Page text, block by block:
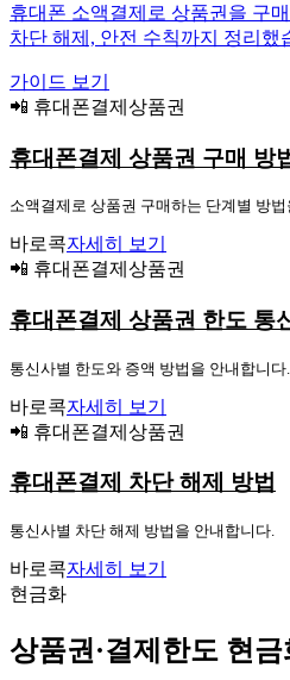
휴대폰 소액결제로 상품권을 구
차단 해제, 안전 수칙까지 정리했
가이드 보기
📲 휴대폰결제상품권
휴대폰결제 상품권 구매 방
소액결제로 상품권 구매하는 단계별 방
바로콕자세히 보기
📲 휴대폰결제상품권
휴대폰결제 상품권 한도 통
통신사별 한도와 증액 방법을 안내합니다.
바로콕자세히 보기
📲 휴대폰결제상품권
휴대폰결제 차단 해제 방법
통신사별 차단 해제 방법을 안내합니다.
바로콕자세히 보기
현금화
상품권·결제한도 현